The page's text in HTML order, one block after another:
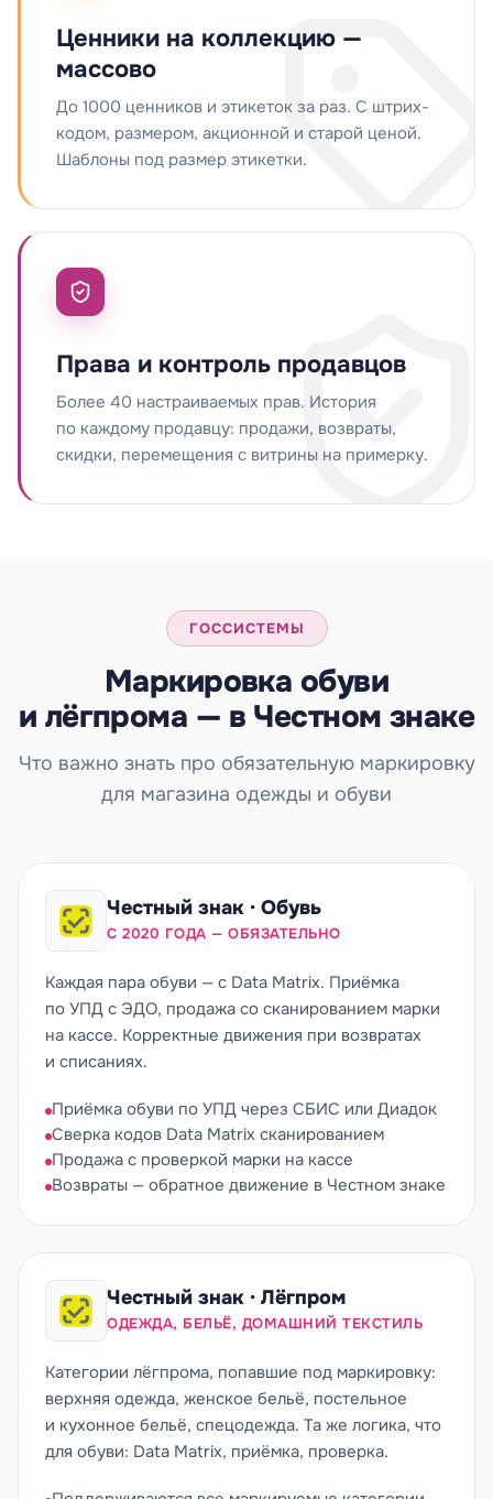
Ценники на коллекцию —
массово
До 1000 ценников и этикеток за раз. С штрих-
кодом, размером, акционной и старой ценой.
Шаблоны под размер этикетки.
Права и контроль продавцов
Более 40 настраиваемых прав. История
по каждому продавцу: продажи, возвраты,
скидки, перемещения с витрины на примерку.
ГОССИСТЕМЫ
Маркировка обуви
и лёгпрома — в Честном знаке
Что важно знать про обязательную маркировку
для магазина одежды и обуви
Честный знак · Обувь
С 2020 ГОДА — ОБЯЗАТЕЛЬНО
Каждая пара обуви — с Data Matrix. Приёмка
по УПД с ЭДО, продажа со сканированием марки
на кассе. Корректные движения при возвратах
и списаниях.
Приёмка обуви по УПД через СБИС или Диадок
Сверка кодов Data Matrix сканированием
Продажа с проверкой марки на кассе
Возвраты — обратное движение в Честном знаке
Честный знак · Лёгпром
ОДЕЖДА, БЕЛЬЁ, ДОМАШНИЙ ТЕКСТИЛЬ
Категории лёгпрома, попавшие под маркировку:
верхняя одежда, женское бельё, постельное
и кухонное бельё, спецодежда. Та же логика, что
для обуви: Data Matrix, приёмка, проверка.